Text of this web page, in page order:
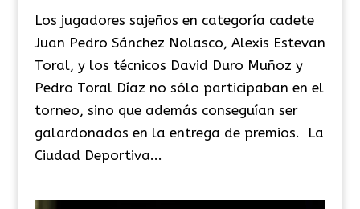
Los jugadores sajeños en categoría cadete
Juan Pedro Sánchez Nolasco, Alexis Estevan
Toral, y los técnicos David Duro Muñoz y
Pedro Toral Díaz no sólo participaban en el
torneo, sino que además conseguían ser
galardonados en la entrega de premios. La
Ciudad Deportiva...